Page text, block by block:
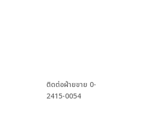
ติดต่อฝ่ายขาย 0-
2415-0054